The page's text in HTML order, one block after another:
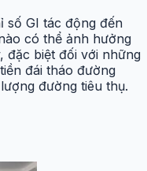
số GI tác động đến
có thể ảnh hưởng
đặc biệt đối với những
đái tháo đường
đường tiêu thụ.